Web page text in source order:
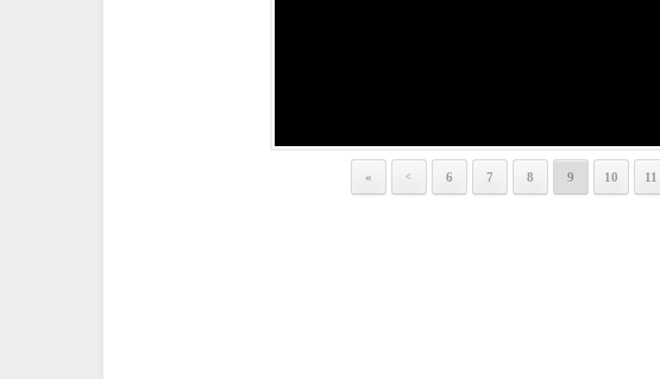
« < 6 7 8 9 10 11